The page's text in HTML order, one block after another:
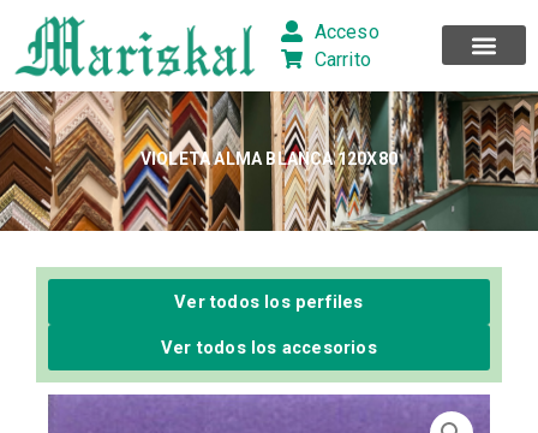
contenido
Acceso
Carrito
VIOLETA ALMA BLANCA 120X80
Ver todos los perfiles
Ver todos los accesorios